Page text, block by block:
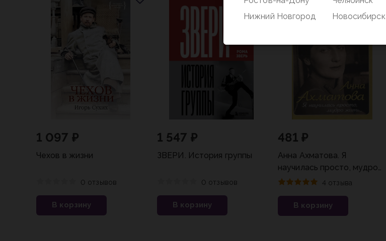
1 097 ₽
Чехов в жизни
0 отзывов
В корзину
1 547 ₽
ЗВЕРИ. История группы
0 отзывов
В корзину
481 ₽
Анна Ахматова. Я
научилась просто, мудро
жить...
4 отзыва
В корзину
Нижний Новгород
Новосибирск